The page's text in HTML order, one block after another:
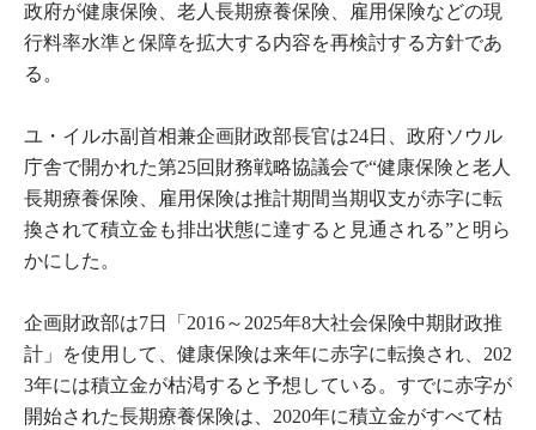
政府が健康保険、老人長期療養保険、雇用保険などの現
行料率水準と保障を拡大する内容を再検討する方針であ
る。
ユ・イルホ副首相兼企画財政部長官は24日、政府ソウル
庁舎で開かれた第25回財務戦略協議会で“健康保険と老人
長期療養保険、雇用保険は推計期間当期収支が赤字に転
換されて積立金も排出状態に達すると見通される”と明ら
かにした。
企画財政部は7日「2016～2025年8大社会保険中期財政推
計」を使用して、健康保険は来年に赤字に転換され、202
3年には積立金が枯渇すると予想している。すでに赤字が
開始された長期療養保険は、2020年に積立金がすべて枯